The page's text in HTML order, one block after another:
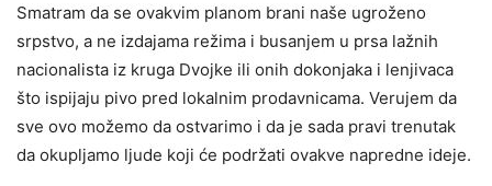
Smatram da se ovakvim planom brani naše ugroženo
srpstvo, a ne izdajama režima i busanjem u prsa lažnih
nacionalista iz kruga Dvojke ili onih dokonjaka i lenjivaca
što ispijaju pivo pred lokalnim prodavnicama. Verujem da
sve ovo možemo da ostvarimo i da je sada pravi trenutak
da okupljamo ljude koji će podržati ovakve napredne ideje.